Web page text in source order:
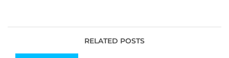
ภูมิปัญญาผ้า และงาน
หัตถกรรมไทย ตามพระดำริ
เจ้าฟ้าสิริวัณณวรีฯ”
พันธมิตร และกูรูอีคอมเมิร์ซ
ร่วม 42 คน กรุยเส้นทางสู่
RELATED POSTS